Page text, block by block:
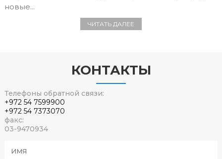
новые...
ЧИТАТЬ ДАЛЕЕ
КОНТАКТЫ
Телефоны обратной связи:
+972 54 7599900
+972 54 7373070
факс:
03-9470934